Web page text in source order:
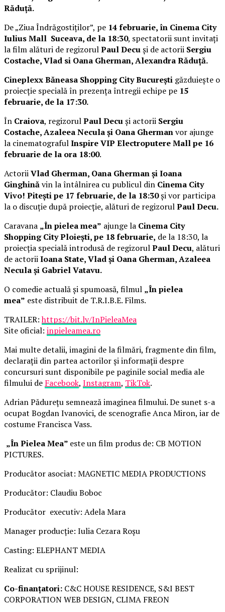
Răduță.
De „Ziua Îndrăgostiților”, pe 14 februarie, în Cinema City
Iulius Mall Suceava, de la 18:30, spectatorii sunt invitați
la film alături de regizorulPaul Decuși de actorii Sergiu
Costache, Vlad si Oana Gherman, Alexandra Răduță.
Cineplexx Băneasa Shopping City București găzduiește o
proiecție specială în prezența întregii echipe pe 15
februarie, de la 17:30.
În Craiova, regizorulPaul Decuși actorii Sergiu
Costache, Azaleea Necula și Oana Ghermanvor ajunge
la cinematografulInspire VIP Electroputere Mall pe 16
februarie de la ora 18:00.
ActoriiVlad Gherman, Oana Gherman și Ioana
Ginghinăvin la întâlnirea cu publicul din Cinema City
Vivo! Pitești pe 17 februarie, de la 18:30și vor participa
la o discuție după proiecție, alături de regizorulPaul Decu.
Caravana „În pielea mea” ajunge la Cinema City
Shopping City Ploiești, pe 18 februarie, de la 18:30, la
proiecția specială introdusă de regizorulPaul Decu, alături
de actoriiIoana State, Vlad și Oana Gherman, Azaleea
Necula și Gabriel Vatavu.
O comedie actuală și spumoasă, filmul „În pielea
mea” este distribuit de T.R.I.B.E. Films.
TRAILER:https://bit.ly/InPieleaMea
Site oficial: inpieleamea.ro
Mai multe detalii, imagini de la filmări, fragmente din film,
declarații din partea actorilor și informații despre
concursuri sunt disponibile pe paginile social media ale
filmului de Facebook, Instagram, TikTok.
Adrian Pădurețu semnează imaginea filmului. De sunet s-a
ocupat Bogdan Ivanovici, de scenografie Anca Miron, iar de
costume Francisca Vass.
„În Pielea Mea” este un film produs de: CB MOTION
PICTURES.
Producător asociat: MAGNETIC MEDIA PRODUCTIONS
Producător: Claudiu Boboc
Producător executiv: Adela Mara
Manager producție: Iulia Cezara Roșu
Casting: ELEPHANT MEDIA
Realizat cu sprijinul:
Co-finanțatori: C&C HOUSE RESIDENCE, S&I BEST
CORPORATION WEB DESIGN, CLIMA FREON